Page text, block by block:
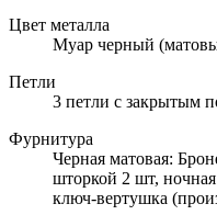
Цвет металла
Муар черный
Петли
3 петли с закрытым
Фурнитура
Черная матовая:
шторкой 2 шт,
ключ-вертушка